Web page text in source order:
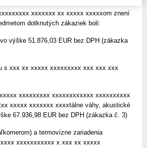
xxxxxxx xx xxxxx xxxxxom znení
dotknutých zákaziek boli:
výške 51.876,03 EUR bez DPH (zákazka
s xxx xx xxxxx xxxxxxxxx xxx xxx xxx
xxxxxxxxx xxxxxxxxxxxx xxxxxxxxxx
xxxxx xxxxxxx xxxxtálne váhy, akustické
67.936,98 EUR bez DPH (zákazka č. 3)
a termovízne zariadenia
xxxxxxxxxxx x xxx xx xxxxx